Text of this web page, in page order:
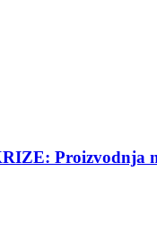
Proizvodnja